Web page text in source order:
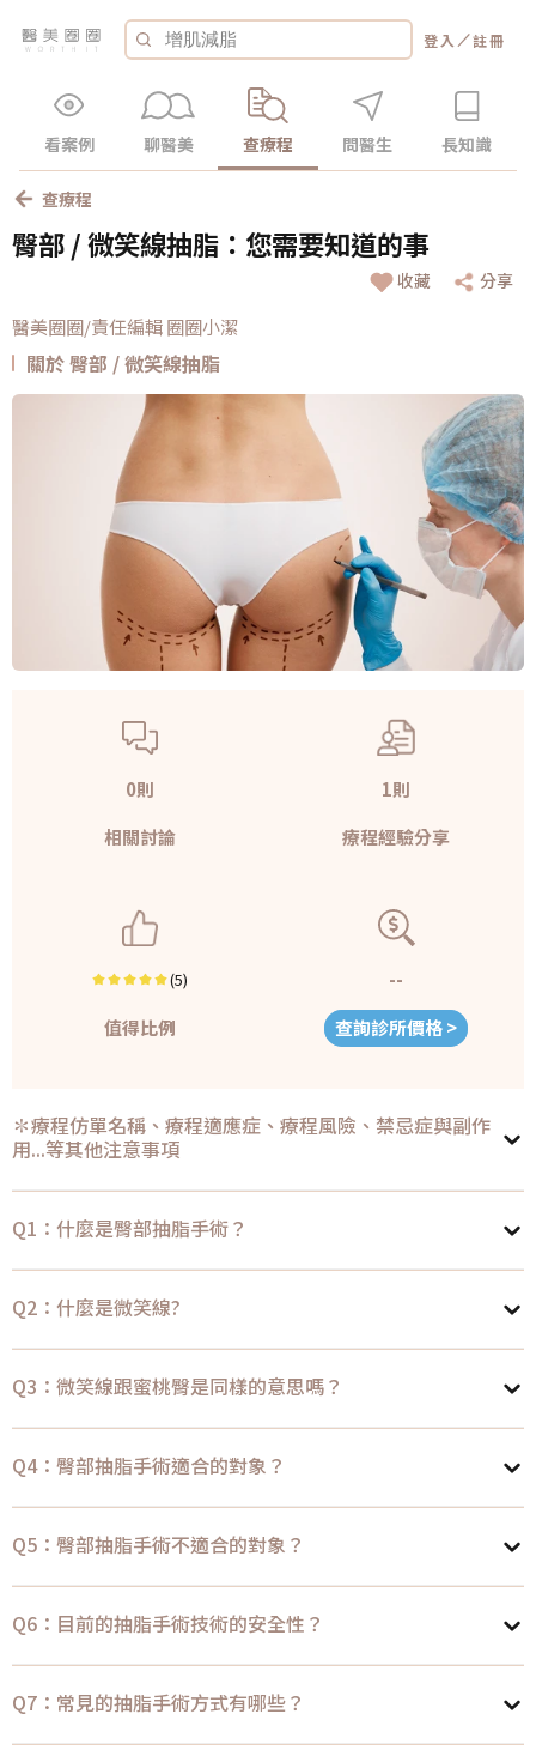
登入 ／註冊
看案例 聊醫美 查療程 問醫生 長知識
查療程
臀部 / 微笑線抽脂：您需要知道的事
收藏 分享
醫美圈圈/責任編輯 圈圈小潔
關於 臀部 / 微笑線抽脂
0則
相關討論
1則
療程經驗分享
(5)
值得比例
--
查詢診所價格 >
✽療程仿單名稱、療程適應症、療程風險、禁忌症與副作
用...等其他注意事項
Q1：什麼是臀部抽脂手術？
Q2：什麼是微笑線?
Q3：微笑線跟蜜桃臀是同樣的意思嗎？
Q4：臀部抽脂手術適合的對象？
Q5：臀部抽脂手術不適合的對象？
Q6：目前的抽脂手術技術的安全性？
Q7：常見的抽脂手術方式有哪些？